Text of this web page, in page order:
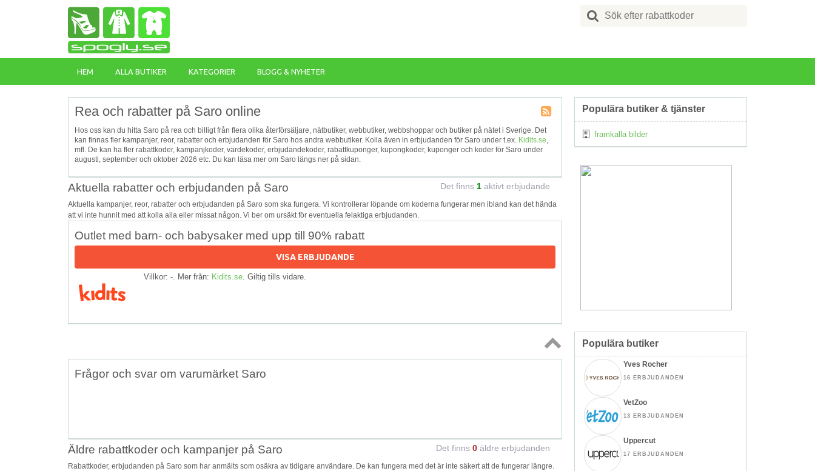
Search
for:
HEM ALLA BUTIKER KATEGORIER BLOGG & NYHETER
Tagg
RSS
Rea och rabatter på Saro online
Hos oss kan du hitta Saro på rea och billigt från flera olika återförsäljare, nätbutiker, webbutiker, webbshoppar och butiker på nätet i Sverige. Det
kan finnas fler kampanjer, reor, rabatter och erbjudanden för Saro hos andra webbutiker. Kolla även in erbjudanden för Saro under t.ex. Kidits.se,
mfl. De kan ha fler rabattkoder, kampanjkoder, värdekoder, erbjudandekoder, rabattkuponger, kupongkoder, kuponger och koder för Saro under
augusti, september och oktober 2026 etc. Du kan läsa mer om Saro längs ner på sidan.
Aktuella rabatter och erbjudanden på Saro Det finns 1 aktivt erbjudande
Aktuella kampanjer, reor, rabatter och erbjudanden på Saro som ska fungera. Vi kontrollerar löpande om koderna fungerar men ibland kan det hända
att vi inte hunnit med att kolla alla eller missat någon. Vi ber om ursäkt för eventuella felaktiga erbjudanden.
Outlet med barn- och babysaker med upp till 90% rabatt
VISA ERBJUDANDE
Villkor: -. Mer från: Kidits.se . Giltig tills vidare.
Topp
Frågor och svar om varumärket Saro
Äldre rabattkoder och kampanjer på Saro Det finns 0 äldre erbjudanden
Rabattkoder, erbjudanden på Saro som har anmälts som osäkra av tidigare användare. De kan fungera med det är inte säkert att de fungerar längre.
Populära butiker & tjänster
framkalla bilder
Populära butiker
Yves Rocher
16 ERBJUDANDEN
VetZoo
13 ERBJUDANDEN
Uppercut
17 ERBJUDANDEN